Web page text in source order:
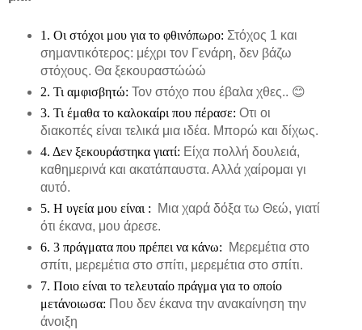
1. Οι στόχοι μου για το φθινόπωρο: Στόχος 1 και
σημαντικότερος: μέχρι τον Γενάρη, δεν βάζω
στόχους. Θα ξεκουραστώώώ
2. Τι αμφισβητώ: Τον στόχο που έβαλα χθες.. 😊
3. Τι έμαθα το καλοκαίρι που πέρασε: Οτι οι
διακοπές είναι τελικά μια ιδέα. Μπορώ και δίχως.
4. Δεν ξεκουράστηκα γιατί: Είχα πολλή δουλειά,
καθημερινά και ακατάπαυστα. Αλλά χαίρομαι γι
αυτό.
5. Η υγεία μου είναι :
Μια χαρά δόξα τω Θεώ, γιατί
ότι έκανα, μου άρεσε.
6. 3 πράγματα που πρέπει να κάνω:
Μερεμέτια στο
σπίτι, μερεμέτια στο σπίτι, μερεμέτια στο σπίτι.
7. Ποιο είναι το τελευταίο πράγμα για το οποίο
μετάνοιωσα: Που δεν έκανα την ανακαίνηση την
άνοιξη